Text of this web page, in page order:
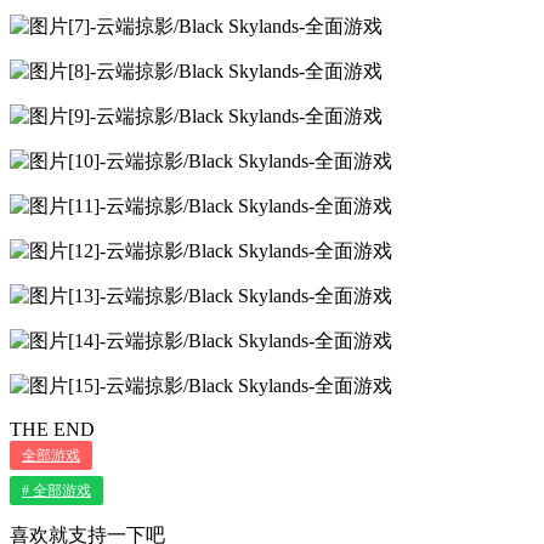
THE END
全部游戏
# 全部游戏
喜欢就支持一下吧